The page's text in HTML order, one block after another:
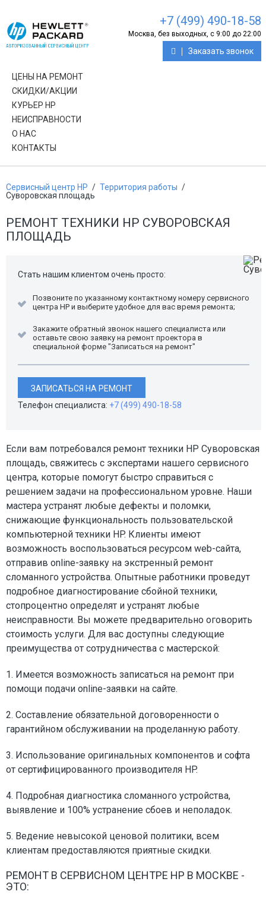
+7 (499) 490-18-58
Москва, без выходных, с 9:00 до 22:00
Заказать звонок
ЦЕНЫ НА РЕМОНТ
СКИДКИ/АКЦИИ
КУРЬЕР HP
НЕИСПРАВНОСТИ
О НАС
КОНТАКТЫ
Сервисный центр HP / Территория работы /
Суворовская площадь
РЕМОНТ ТЕХНИКИ HP СУВОРОВСКАЯ
ПЛОЩАДЬ
Стать нашим клиентом очень просто:
Позвоните по указанному контактному номеру сервисного
центра HP и выберите удобное для вас время ремонта;
Закажите обратный звонок нашего специалиста или
оставьте свою заявку на ремонт проектора в
специальной форме "Записаться на ремонт"
ЗАПИСАТЬСЯ НА РЕМОНТ
Телефон специалиста: +7 (499) 490-18-58
Если вам потребовался ремонт техники HP Суворовская
площадь, свяжитесь с экспертами нашего сервисного
центра, которые помогут быстро справиться с
решением задачи на профессиональном уровне. Наши
мастера устранят любые дефекты и поломки,
снижающие функциональность пользовательской
компьютерной техники HP. Клиенты имеют
возможность воспользоваться ресурсом web-сайта,
отправив online-заявку на экстренный ремонт
сломанного устройства. Опытные работники проведут
подробное диагностирование сбойной техники,
стопроцентно определят и устранят любые
неисправности. Вы можете предварительно оговорить
стоимость услуги. Для вас доступны следующие
преимущества от сотрудничества с мастерской:
1. Имеется возможность записаться на ремонт при
помощи подачи online-заявки на сайте.
2. Составление обязательной договоренности о
гарантийном обслуживании на проделанную работу.
3. Использование оригинальных компонентов и софта
от сертифицированного производителя HP.
4. Подробная диагностика сломанного устройства,
выявление и 100% устранение сбоев и неполадок.
5. Ведение невысокой ценовой политики, всем
клиентам предоставляются приятные скидки.
РЕМОНТ В СЕРВИСНОМ ЦЕНТРЕ HP В МОСКВЕ -
ЭТО: